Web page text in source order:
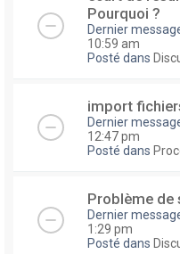
Pourquoi ?
Dernier
10:59 am
Posté dans
import
Dernier
12:47 pm
Posté dans
Problème de
Dernier
1:29 pm
Posté dans